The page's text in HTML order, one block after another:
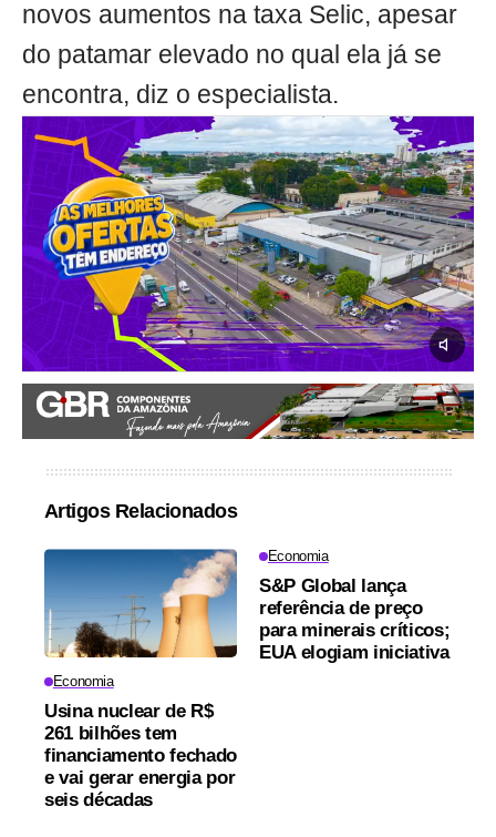
novos aumentos na taxa Selic, apesar
do patamar elevado no qual ela já se
encontra, diz o especialista.
Artigos Relacionados
Economia
Usina nuclear de R$
261 bilhões tem
financiamento fechado
e vai gerar energia por
seis décadas
Economia
S&P Global lança
referência de preço
para minerais críticos;
EUA elogiam iniciativa